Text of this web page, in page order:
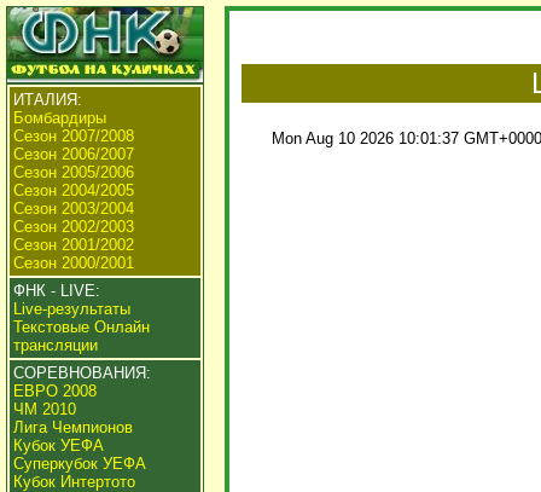
ИТАЛИЯ:
Бомбардиры
Сезон 2007/2008
Сезон 2006/2007
Сезон 2005/2006
Сезон 2004/2005
Сезон 2003/2004
Сезон 2002/2003
Сезон 2001/2002
Сезон 2000/2001
ФНК - LIVE:
Live-результаты
Текстовые Онлайн
трансляции
СОРЕВНОВАНИЯ:
ЕВРО 2008
ЧМ 2010
Лига Чемпионов
Кубок УЕФА
Суперкубок УЕФА
Кубок Интертото
Mon Aug 10 2026 10:01:37